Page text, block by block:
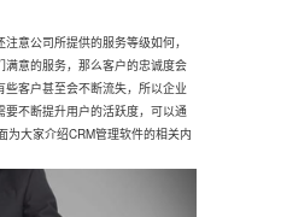
意公司所提供的服务等级如何，
意的服务，那么客户的忠诚度会
客户甚至会不断流失，所以企业
不断提升用户的活跃度，可以通
为大家介绍CRM管理软件的相关内